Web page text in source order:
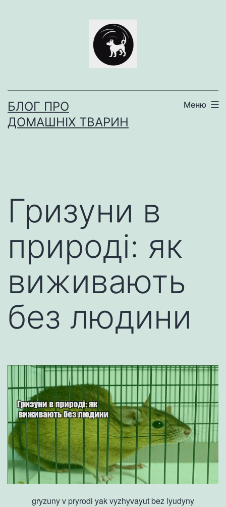
БЛОГ ПРО
ДОМАШНІХ ТВАРИН
Меню
Гризуни в
природі: як
виживають
без людини
gryzuny v pryrodi yak vyzhyvayut bez lyudyny